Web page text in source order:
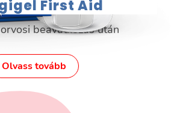
First Aid
beavatkozás után
Olvass tovább